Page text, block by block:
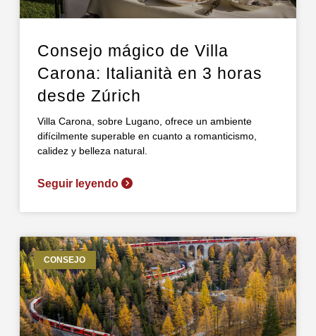
Consejo mágico de Villa
Carona: Italianità en 3 horas
desde Zúrich
Villa Carona, sobre Lugano, ofrece un ambiente
difícilmente superable en cuanto a romanticismo,
calidez y belleza natural.
Seguir leyendo
CONSEJO